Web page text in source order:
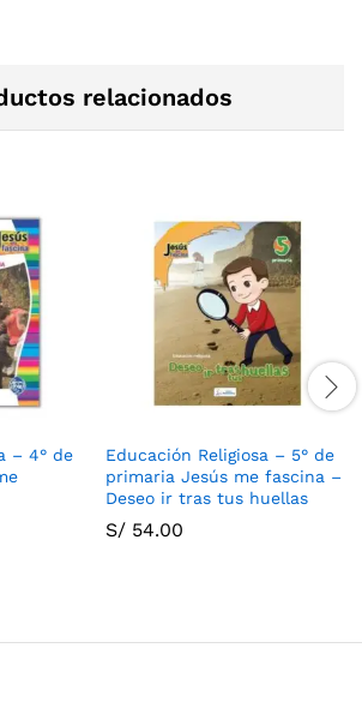
relacionados
– 4° de
Educación Religiosa – 5° de
primaria Jesús me fascina –
Deseo ir tras tus huellas
S/ 54.00